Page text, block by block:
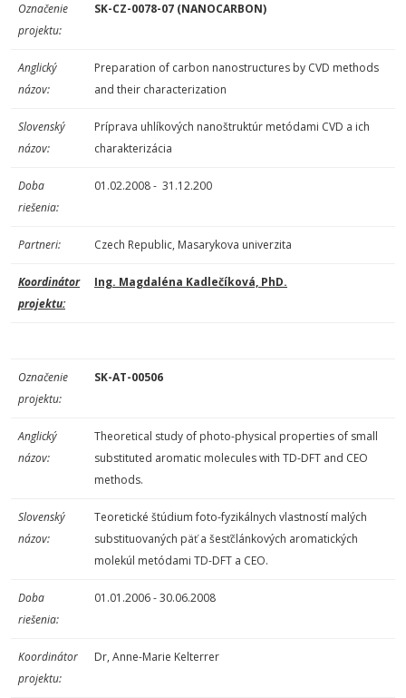
Označenie
projektu:
SK-CZ-0078-07 (NANOCARBON)
Anglický
názov:
Preparation of carbon nanostructures by CVD methods
and their characterization
Slovenský
názov:
Príprava uhlíkových nanoštruktúr metódami CVD a ich
charakterizácia
Doba
riešenia:
01.02.2008 - 31.12.200
Partneri: Czech Republic, Masarykova univerzita
Koordinátor
projektu:
Ing. Magdaléna Kadlečíková, PhD.
Označenie
projektu:
SK-AT-00506
Anglický
názov:
Theoretical study of photo-physical properties of small
substituted aromatic molecules with TD-DFT and CEO
methods.
Slovenský
názov:
Teoretické štúdium foto-fyzikálnych vlastností malých
substituovaných päť a šesťčlánkových aromatických
molekúl metódami TD-DFT a CEO.
Doba
riešenia:
01.01.2006 - 30.06.2008
Koordinátor
projektu:
Dr, Anne-Marie Kelterrer